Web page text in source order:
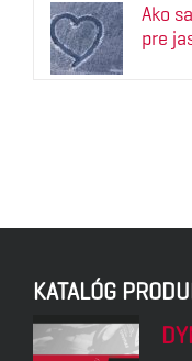
Ako
pre
KATALÓG